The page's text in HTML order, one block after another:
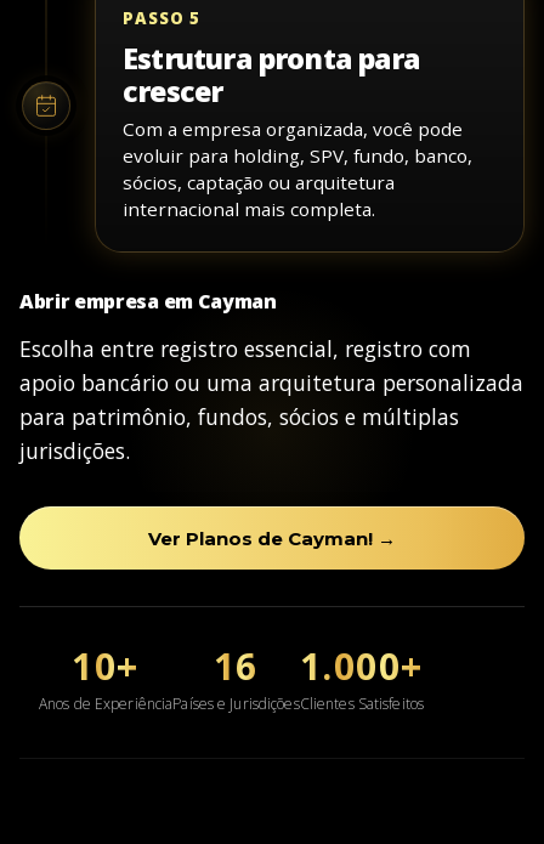
PASSO 5
Estrutura pronta para
crescer
Com a empresa organizada, você pode
evoluir para holding, SPV, fundo, banco,
sócios, captação ou arquitetura
internacional mais completa.
Abrir empresa em Cayman
Escolha entre registro essencial, registro com
apoio bancário ou uma arquitetura personalizada
para patrimônio, fundos, sócios e múltiplas
jurisdições.
Ver Planos de Cayman! →
10+
Anos de Experiência
16
Países e Jurisdições
1.000+
Clientes Satisfeitos